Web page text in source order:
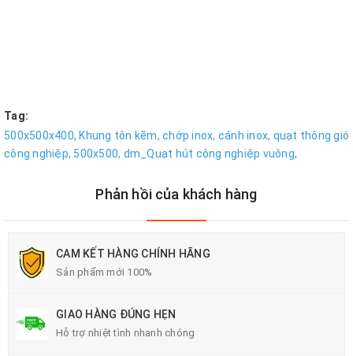
Tag:
500x500x400, Khung tôn kẽm, chớp inox, cánh inox, quạt thông gió
công nghiệp, 500x500, dm_Quạt hút công nghiệp vuông,
Phản hồi của khách hàng
CAM KẾT HÀNG CHÍNH HÃNG
Sản phẩm mới 100%
GIAO HÀNG ĐÚNG HẸN
Hỗ trợ nhiệt tình nhanh chóng